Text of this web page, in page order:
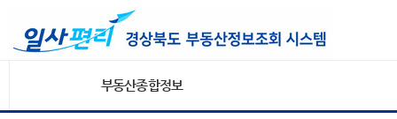
부동산종합정보